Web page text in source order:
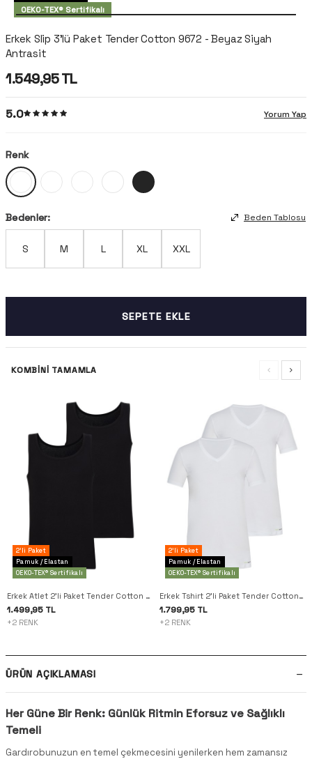
OEKO-TEX® Sertifikalı
Erkek Slip 3'lü Paket Tender Cotton 9672 - Beyaz Siyah
Antrasit
1.549,95TL
5.0 Yorum Yap
Renk
Bedenler: Beden Tablosu
S M L XL XXL
SEPETE EKLE
KOMBINI TAMAMLA
2'li Paket
Pamuk / Elastan
OEKO-TEX® Sertifikalı
Erkek Atlet 2'li Paket Tender Cotton 9678 - Siyah
1.499,95 TL
+2 RENK
2'li Paket
Pamuk / Elastan
OEKO-TEX® Sertifikalı
Erkek Tshirt 2'li Paket Tender Cotton 9671 - Beyaz
1.799,95 TL
+2 RENK
ÜRÜN AÇIKLAMASI
Her Güne Bir Renk: Günlük Ritmin Eforsuz ve Sağlıklı
Temeli
Gardırobunuzun en temel çekmecesini yenilerken hem zamansız